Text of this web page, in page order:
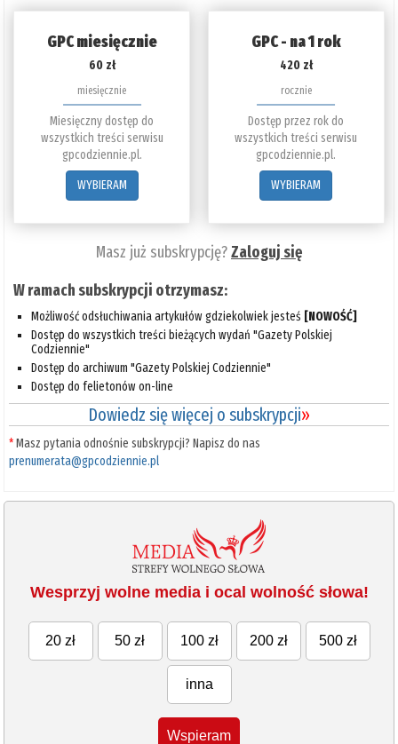
GPC miesięcznie
60 zł
miesięcznie
Miesięczny dostęp do
wszystkich treści serwisu
gpcodziennie.pl.
WYBIERAM
GPC - na 1 rok
420 zł
rocznie
Dostęp przez rok do
wszystkich treści serwisu
gpcodziennie.pl.
WYBIERAM
Masz już subskrypcję?Zaloguj się
W ramach subskrypcji otrzymasz:
Możliwość odsłuchiwania artykułów gdziekolwiek jesteś [NOWOŚĆ]
Dostęp do wszystkich treści bieżących wydań "Gazety Polskiej
Codziennie"
Dostęp do archiwum "Gazety Polskiej Codziennie"
Dostęp do felietonów on-line
Dowiedz się więcej o subskrypcji»
*Masz pytania odnośnie subskrypcji? Napisz do nas
prenumerata@gpcodziennie.pl
Wesprzyj wolne media i ocal wolność słowa!
20 zł 50 zł 100 zł 200 zł 500 zł
inna
Wspieram